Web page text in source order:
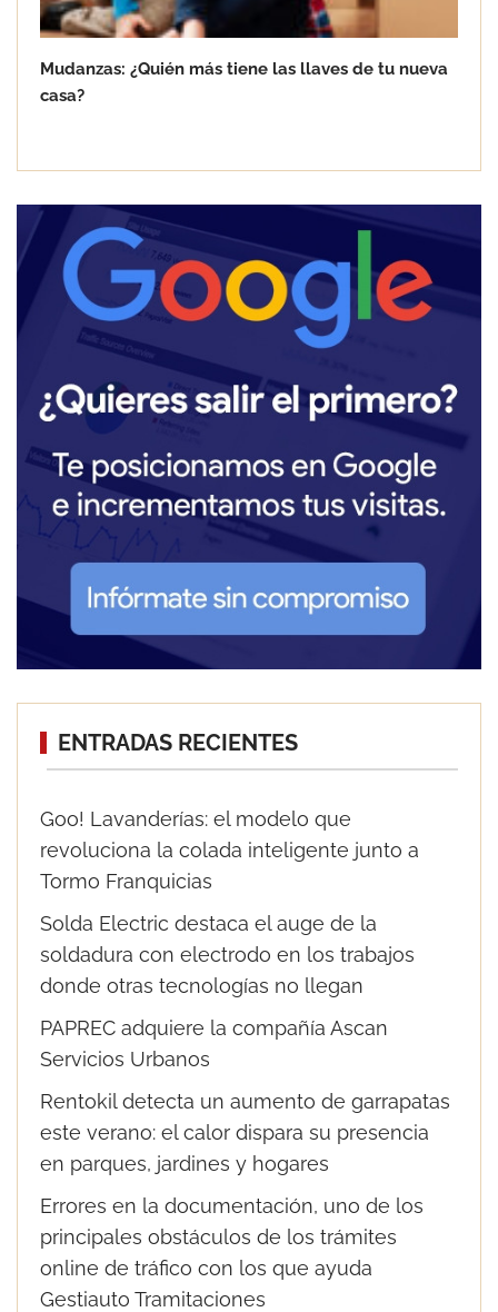
Mudanzas: ¿Quién más tiene las llaves de tu nueva
casa?
ENTRADAS RECIENTES
Goo! Lavanderías: el modelo que
revoluciona la colada inteligente junto a
Tormo Franquicias
Solda Electric destaca el auge de la
soldadura con electrodo en los trabajos
donde otras tecnologías no llegan
PAPREC adquiere la compañía Ascan
Servicios Urbanos
Rentokil detecta un aumento de garrapatas
este verano: el calor dispara su presencia
en parques, jardines y hogares
Errores en la documentación, uno de los
principales obstáculos de los trámites
online de tráfico con los que ayuda
Gestiauto Tramitaciones